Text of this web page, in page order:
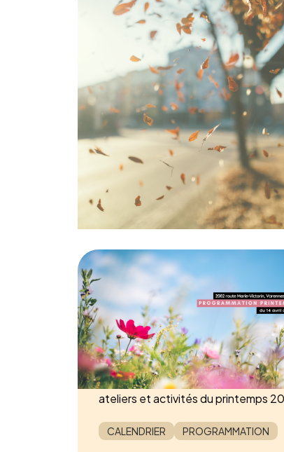
Calendrier de la
programmation de
l'automne 2025
28 JUILLET 2025
CALENDRIER PROGRAMMATION
Calendrier de la
programmation
printemps 2025
24 MARS 2025
Inscrivez-vous dès maintenant à
ateliers et activités du printemps
CALENDRIER PROGRAMMATION